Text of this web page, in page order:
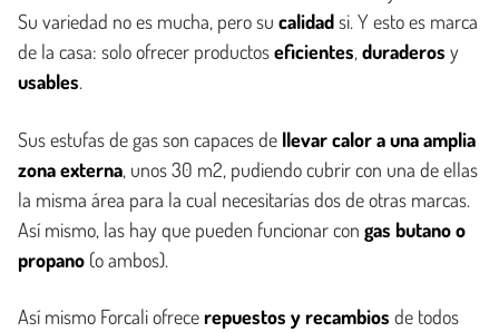
Su variedad no es mucha, pero su calidadsi. Y esto es marca
de la casa: solo ofrecer productoseficientes, duraderos y
usables.
Sus estufas de gas son capaces de llevar calor a una amplia
zona externa, unos 30 m2, pudiendo cubrir con una de ellas
la misma área para la cual necesitarías dos de otras marcas.
Así mismo, las hay que pueden funcionar con gas butano o
propano (o ambos).
Así mismo Forcali ofrecerepuestos y recambios de todos